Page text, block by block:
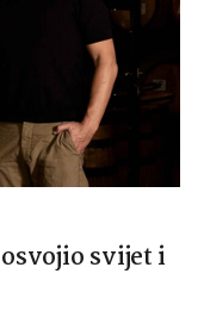
svijet i